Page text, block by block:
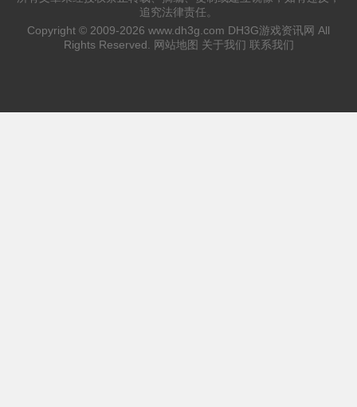
追究法律责任。
Copyright © 2009-2026 www.dh3g.com DH3G游戏资讯网 All
Rights Reserved.
网站地图 关于我们 联系我们